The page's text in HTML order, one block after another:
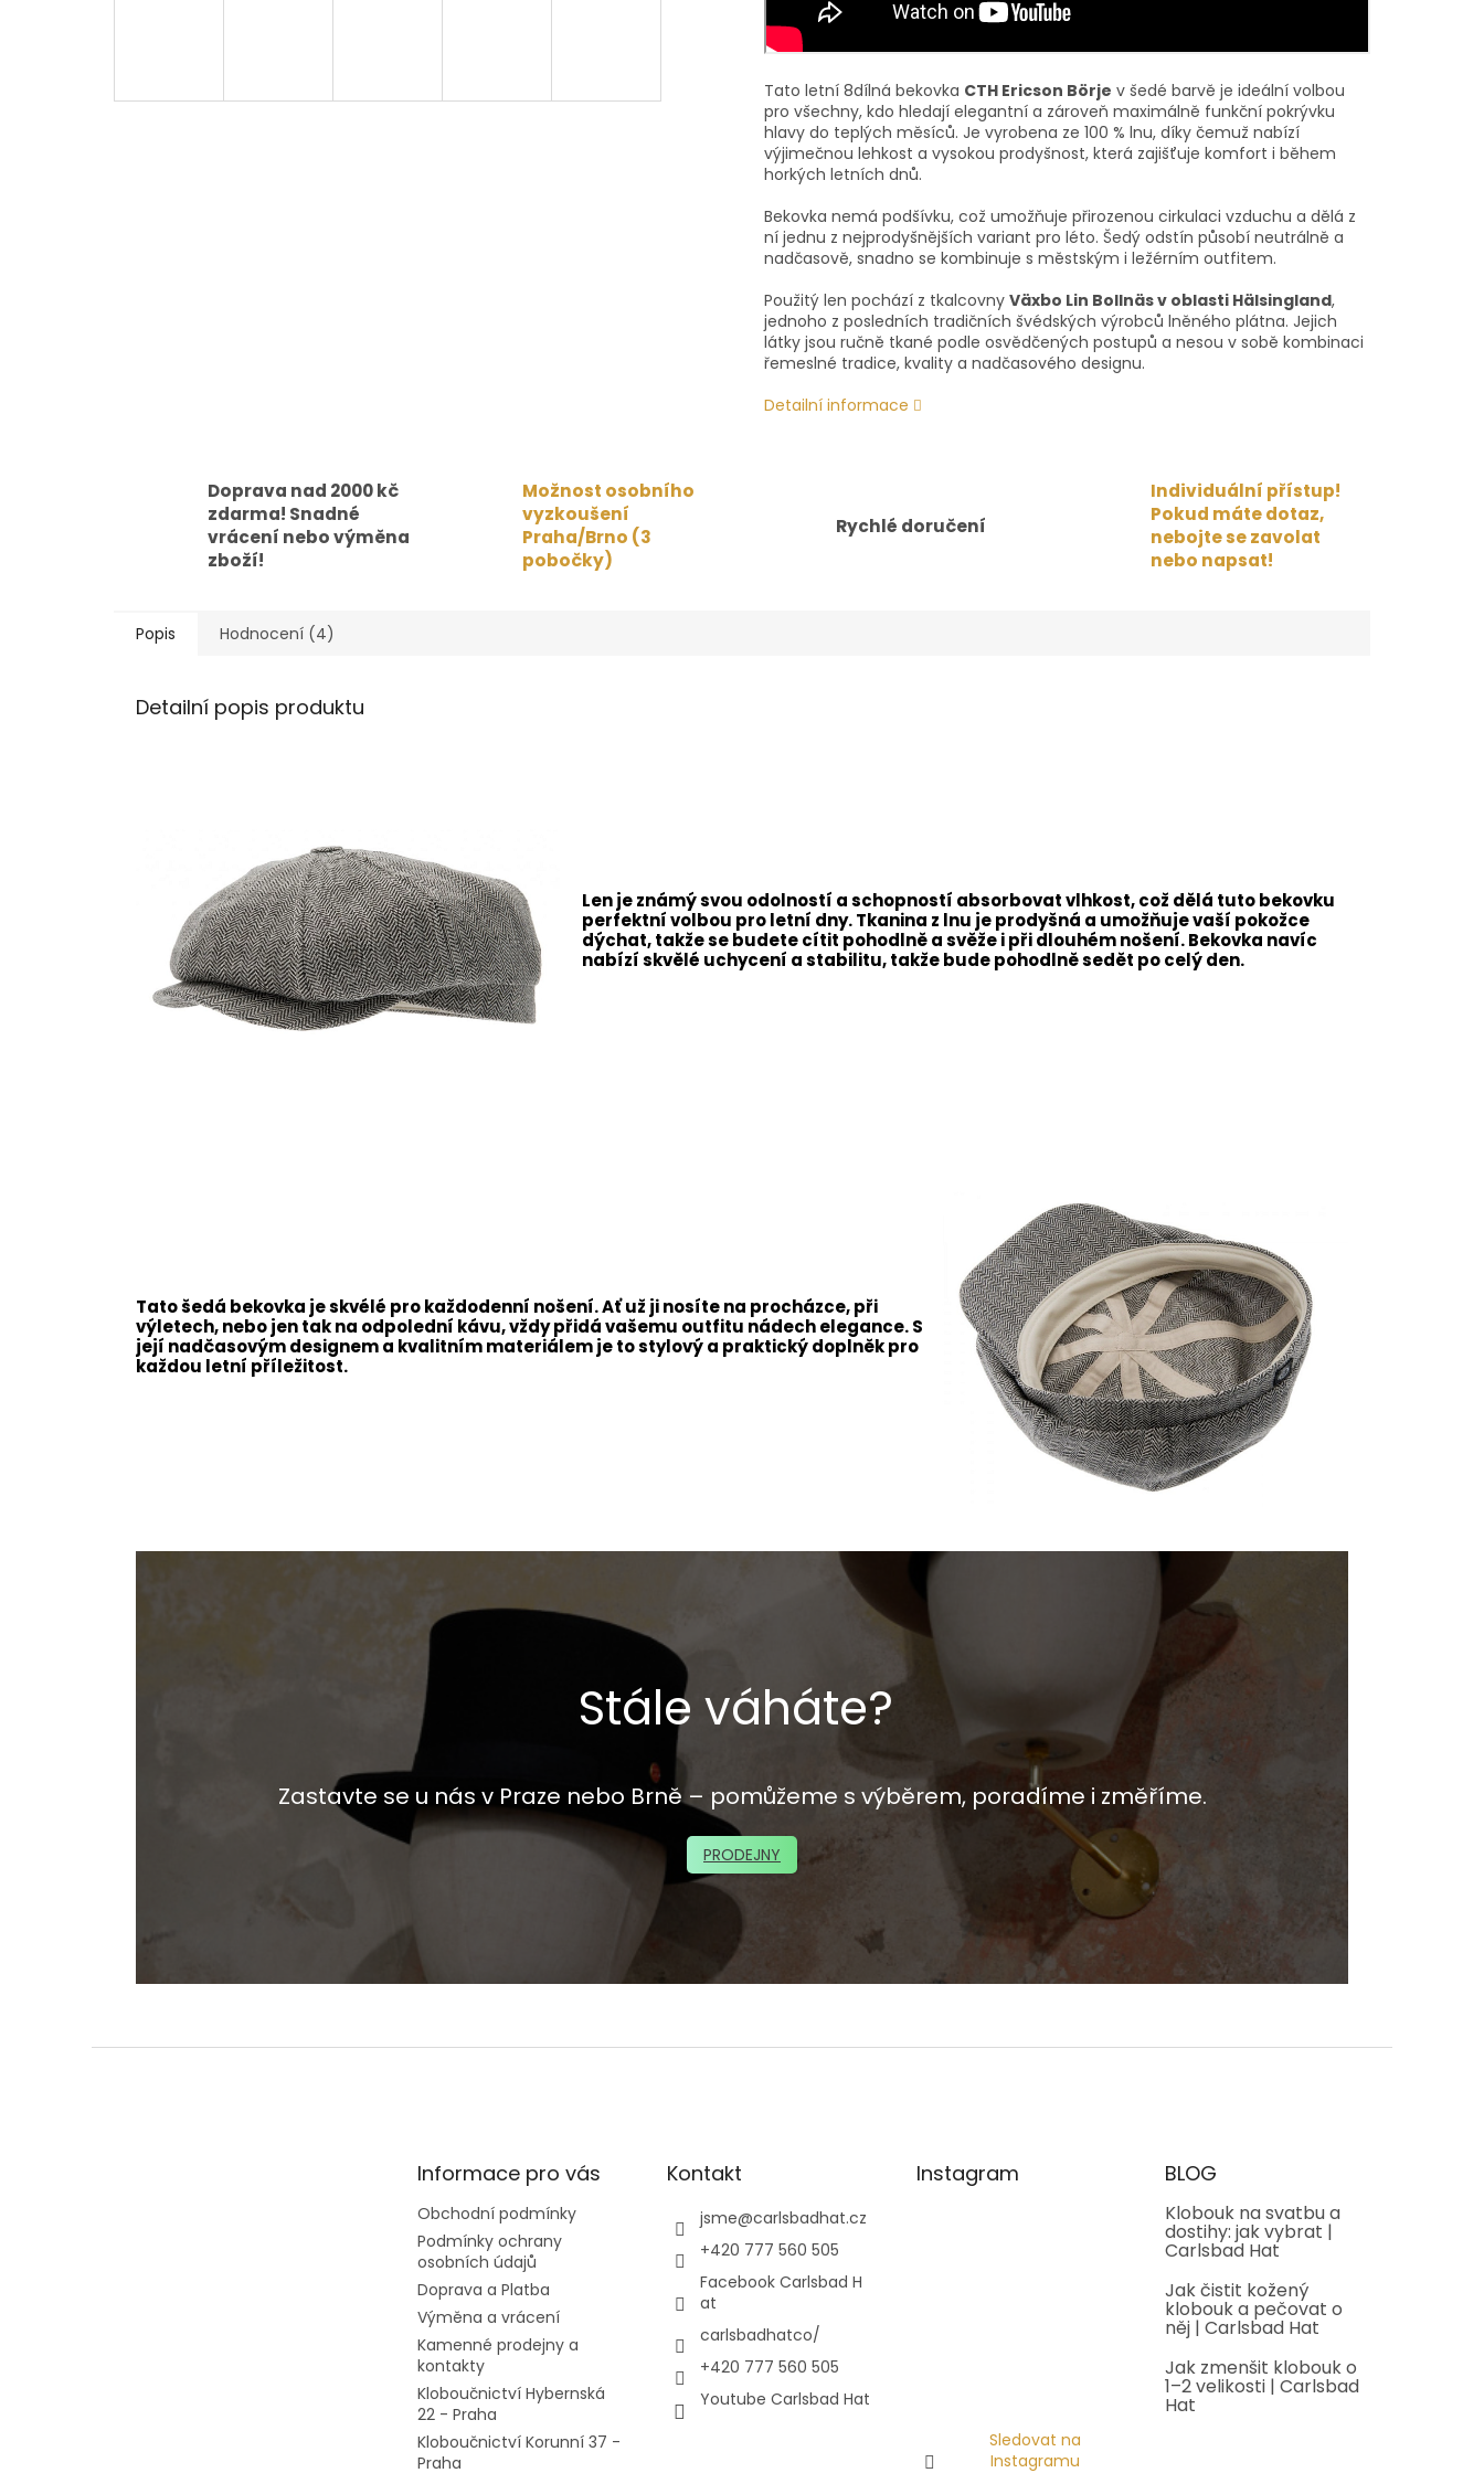
Tato letní 8dílná bekovka CTH Ericson Börje v šedé barvě je ideální volbou
pro všechny, kdo hledají elegantní a zároveň maximálně funkční pokrývku
hlavy do teplých měsíců. Je vyrobena ze 100 % lnu, díky čemuž nabízí
výjimečnou lehkost a vysokou prodyšnost, která zajišťuje komfort i během
horkých letních dnů.
Bekovka nemá podšívku, což umožňuje přirozenou cirkulaci vzduchu a dělá z
ní jednu z nejprodyšnějších variant pro léto. Šedý odstín působí neutrálně a
nadčasově, snadno se kombinuje s městským i ležérním outfitem.
Použitý len pochází z tkalcovny Växbo Lin Bollnäs v oblasti Hälsingland,
jednoho z posledních tradičních švédských výrobců lněného plátna. Jejich
látky jsou ručně tkané podle osvědčených postupů a nesou v sobě kombinaci
řemeslné tradice, kvality a nadčasového designu.
Detailní informace
Doprava nad 2000 kč
zdarma! Snadné
vrácení nebo výměna
zboží!
Možnost osobního
vyzkoušení
Praha/Brno (3
pobočky)
Rychlé doručení
Individuální přístup!
Pokud máte dotaz,
nebojte se zavolat
nebo napsat!
Popis Hodnocení (4)
Detailní popis produktu
Len je známý svou odolností a schopností absorbovat vlhkost, což dělá tuto bekovku
perfektní volbou pro letní dny. Tkanina z lnu je prodyšná a umožňuje vaší pokožce
dýchat, takže se budete cítit pohodlně a svěže i při dlouhém nošení. Bekovka navíc
nabízí skvělé uchycení a stabilitu, takže bude pohodlně sedět po celý den.
Tato šedá bekovka je skvélé pro každodenní nošení. Ať už ji nosíte na procházce, při
výletech, nebo jen tak na odpolední kávu, vždy přidá vašemu outfitu nádech elegance. S
její nadčasovým designem a kvalitním materiálem je to stylový a praktický doplněk pro
každou letní příležitost.
Stále váháte?
Zastavte se u nás v Praze nebo Brně – pomůžeme s výběrem, poradíme i změříme.
PRODEJNY
Informace pro vás
Obchodní podmínky
Podmínky ochrany
osobních údajů
Doprava a Platba
Výměna a vrácení
Kamenné prodejny a
kontakty
Kloboučnictví Hybernská
22 - Praha
Kloboučnictví Korunní 37 -
Praha
Kontakt
jsme@carlsbadhat.cz
+420 777 560 505
Facebook Carlsbad H
at
carlsbadhatco/
+420 777 560 505
Youtube Carlsbad Hat
Instagram
Sledovat na
Instagramu
BLOG
Klobouk na svatbu a
dostihy: jak vybrat |
Carlsbad Hat
Jak čistit kožený
klobouk a pečovat o
něj | Carlsbad Hat
Jak zmenšit klobouk o
1–2 velikosti | Carlsbad
Hat